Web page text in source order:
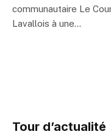
communautaire Le
Lavallois à une…
Tour d’actualité